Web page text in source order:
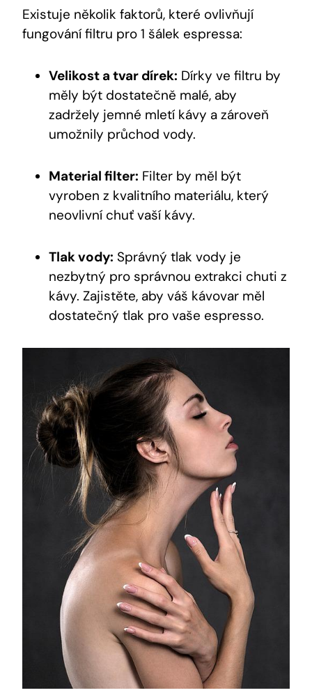
Existuje několik faktorů, které⁤ ovlivňují
fungování filtru pro‌ 1 šálek espressa:
Velikost a‌ tvar dírek: Dírky ve filtru ‍by
měly být ⁢dostatečně​ malé, aby
zadržely jemné mletí kávy a zároveň
umožnily průchod ⁢vody.
Material filter: ⁢Filter by měl⁣ být​
vyroben z kvalitního ‍materiálu, ⁢který
neovlivní chuť ‍vaší kávy.
Tlak ‍vody: Správný tlak⁤ vody ⁢je
nezbytný pro ​správnou extrakci chuti​ z
kávy. Zajistěte, aby váš kávovar měl
dostatečný tlak‍ pro vaše espresso.